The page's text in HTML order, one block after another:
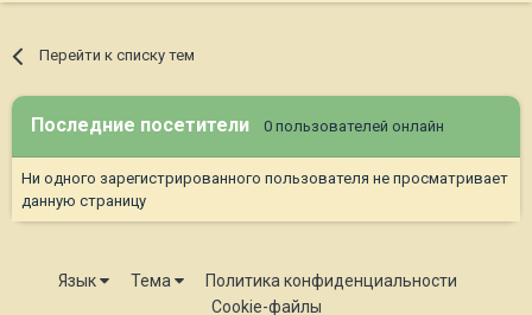
Перейти к списку тем
Последние посетители 0 пользователей онлайн
Ни одного зарегистрированного пользователя не просматривает
данную страницу
Язык Тема
Политика конфиденциальности
Cookie-файлы